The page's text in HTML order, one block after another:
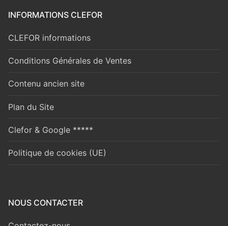
INFORMATIONS CLEFOR
CLEFOR informations
Conditions Générales de Ventes
Contenu ancien site
Plan du Site
Clefor & Google *****
Politique de cookies (UE)
NOUS CONTACTER